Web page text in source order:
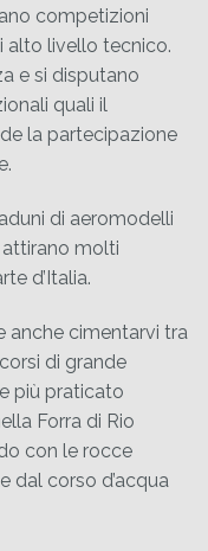
competizioni
alto livello tecnico.
e si disputano
quali il
la partecipazione
di aeromodelli
molti
d’Italia.
anche cimentarvi tra
di grande
più praticato
Forra di Rio
con le rocce
dal corso d’acqua